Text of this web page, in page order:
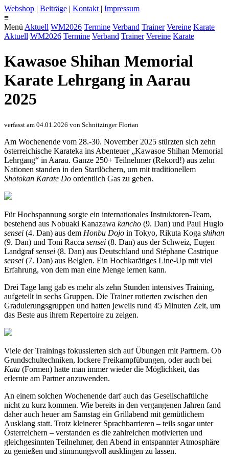
Webshop | Beiträge | Kontakt | Impressum
≡
Menü Aktuell WM2026 Termine Verband Trainer Vereine Karate
Aktuell WM2026 Termine Verband Trainer Vereine Karate
Kawasoe Shihan Memorial
Karate Lehrgang in Aarau
2025
verfasst am 04.01.2026 von Schnitzinger Florian
Am Wochenende vom 28.-30. November 2025 stürzten sich zehn
österreichische Karateka ins Abenteuer „Kawasoe Shihan Memorial
Lehrgang“ in Aarau. Ganze 250+ Teilnehmer (Rekord!) aus zehn
Nationen standen in den Startlöchern, um mit traditionellem
Shōtōkan Karate Do ordentlich Gas zu geben.
Für Hochspannung sorgte ein internationales Instruktoren-Team,
bestehend aus Nobuaki Kanazawa kancho (9. Dan) und Paul Huglo
sensei (4. Dan) aus dem Honbu Dojo in Tokyo, Rikuta Koga shihan
(9. Dan) und Toni Racca sensei (8. Dan) aus der Schweiz, Eugen
Landgrafsensei (8. Dan) aus Deutschland und Stéphane Castrique
sensei (7. Dan) aus Belgien. Ein Hochkarätiges Line-Up mit viel
Erfahrung, von dem man eine Menge lernen kann.
Drei Tage lang gab es mehr als zehn Stunden intensives Training,
aufgeteilt in sechs Gruppen. Die Trainer rotierten zwischen den
Graduierungsgruppen und hatten jeweils rund 45 Minuten Zeit, um
das Beste aus ihrem Repertoire zu zeigen.
Viele der Trainings fokussierten sich auf Übungen mit Partnern. Ob
Grundschultechniken, lockere Freikampfübungen, oder auch bei
Kata (Formen) hatte man immer wieder die Möglichkeit, das
erlernte am Partner anzuwenden.
An einem solchen Wochenende darf auch das Gesellschaftliche
nicht zu kurz kommen. Wie bereits in den vergangenen Jahren fand
daher auch heuer am Samstag ein Grillabend mit gemütlichem
Ausklang statt. Trotz kleinerer Sprachbarrieren – teils sogar unter
Österreichern – verstanden es die zahlreichen motivierten und
gleichgesinnten Teilnehmer, den Abend in entspannter Atmosphäre
zu genießen und stimmungsvoll ausklingen zu lassen.